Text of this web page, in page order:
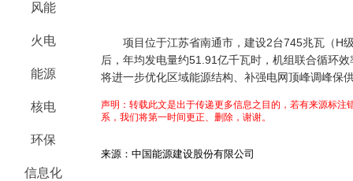
风能
火电
能源
核电
环保
信息化
项目位于江苏省南通市，建设2台745兆瓦（H
后， 年均发电量约51.91亿千瓦时，机组联合循环
将进一步优化区域能源结构、补强电网顶峰调峰保
声明：转载此文是出于传递更多信息之目的，若有来源标
系，我们将第一时间更正、删除，谢谢。
来源：中国能源建设股份有限公司